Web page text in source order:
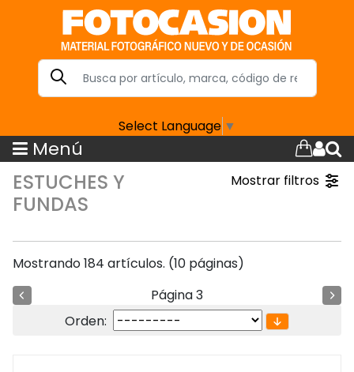
Select Language ▼
Menú
ESTUCHES Y
FUNDAS
Mostrar filtros
Mostrando 184 artículos. (10 páginas)
Página 3
Orden: